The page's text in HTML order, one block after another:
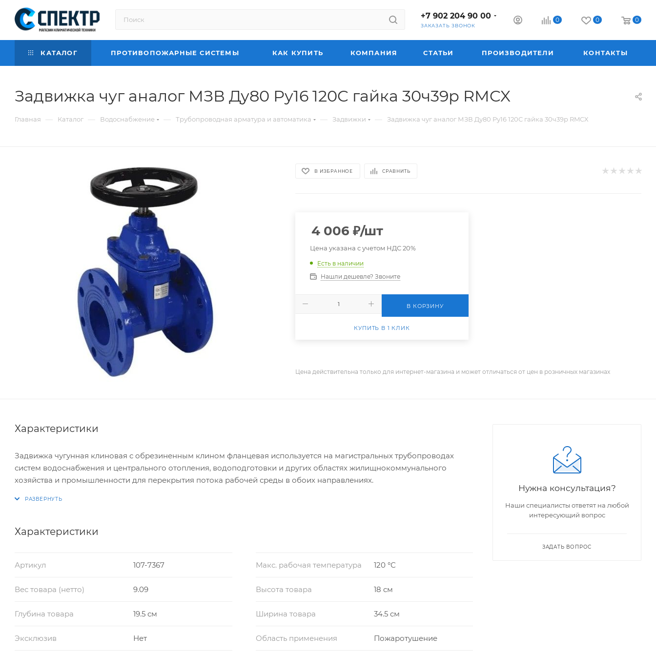
+7 902 204 90 00
ЗАКАЗАТЬ ЗВОНОК
0 0 0
КАТАЛОГ ПРОТИВОПОЖАРНЫЕ СИСТЕМЫ КАК КУПИТЬ КОМПАНИЯ СТАТЬИ ПРОИЗВОДИТЕЛИ КОНТАКТЫ
Задвижка чуг аналог МЗВ Ду80 Ру16 120C гайка 30ч39р RMCX
Главная — Каталог — Водоснабжение — Трубопроводная арматура и автоматика — Задвижки — Задвижка чуг аналог МЗВ Ду80 Ру16 120C гайка 30ч39р RMCX
В ИЗБРАННОЕ СРАВНИТЬ
4 006 ₽/шт
Цена указана с учетом НДС 20%
Есть в наличии
Нашли дешевле? Звоните
В КОРЗИНУ
КУПИТЬ В 1 КЛИК
Цена действительна только для интернет-магазина и может отличаться от цен в розничных магазинах
Характеристики
Задвижка чугунная клиновая с обрезиненным клином фланцевая используется на магистральных трубопроводах
систем водоснабжения и центрального отопления, водоподготовки и других областях жилищнокоммунального
хозяйства и промышленности для перекрытия потока рабочей среды в обоих направлениях.
Характеристики
Артикул 107-7367 Макс. рабочая температура 120 °С
Вес товара (нетто) 9.09 Высота товара 18 см
Глубина товара 19.5 см Ширина товара 34.5 см
Эксклюзив Нет Область применения Пожаротушение
Нужна консультация?
Наши специалисты ответят на любой
интересующий вопрос
ЗАДАТЬ ВОПРОС